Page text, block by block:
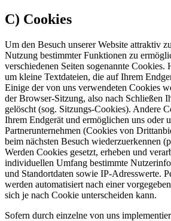
C) Cookies
Um den Besuch unserer Website attraktiv
Nutzung bestimmter Funktionen zu
verschiedenen Seiten sogenannte Cookies.
um kleine Textdateien, die auf Ihrem
Einige der von uns verwendeten Cookies
der Browser-Sitzung, also nach Schließen
gelöscht (sog. Sitzungs-Cookies). Andere
Ihrem Endgerät und ermöglichen uns oder
Partnerunternehmen (Cookies von
beim nächsten Besuch wiederzuerkennen
Werden Cookies gesetzt, erheben und
individuellen Umfang bestimmte
und Standortdaten sowie IP-Adresswerte.
werden automatisiert nach einer
sich je nach Cookie unterscheiden kann.
Sofern durch einzelne von uns